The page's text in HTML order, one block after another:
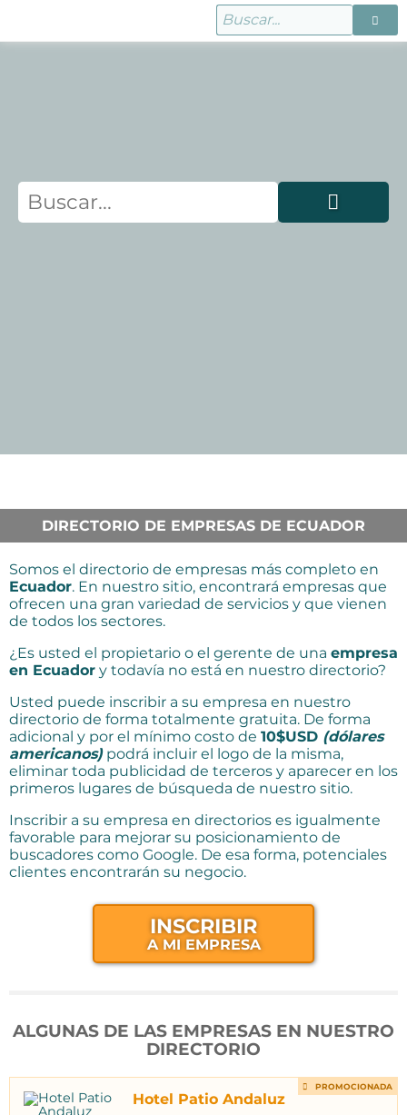
DIRECTORIO DE EMPRESAS DE ECUADOR
Somos el directorio de empresas más completo en
Ecuador. En nuestro sitio, encontrará empresas que
ofrecen una gran variedad de servicios y que vienen
de todos los sectores.
¿Es usted el propietario o el gerente de una empresa
en Ecuador y todavía no está en nuestro directorio?
Usted puede inscribir a su empresa en nuestro
directorio de forma totalmente gratuita. De forma
adicional y por el mínimo costo de 10$USD (dólares
americanos)podrá incluir el logo de la misma,
eliminar toda publicidad de terceros y aparecer en los
primeros lugares de búsqueda de nuestro sitio.
Inscribir a su empresa en directorios es igualmente
favorable para mejorar su posicionamiento de
buscadores como Google. De esa forma, potenciales
clientes encontrarán su negocio.
INSCRIBIR
A MI EMPRESA
ALGUNAS DE LAS EMPRESAS EN NUESTRO
DIRECTORIO
Hotel Patio Andaluz
PROMOCIONADA